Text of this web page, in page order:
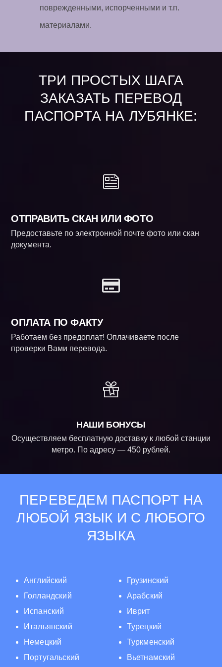
поврежденными, испорченными и т.п.
материалами.
ТРИ ПРОСТЫХ ШАГА
ЗАКАЗАТЬ ПЕРЕВОД
ПАСПОРТА НА ЛУБЯНКЕ:
ОТПРАВИТЬ СКАН ИЛИ ФОТО
Предоставьте по электронной почте фото или скан
документа.
ОПЛАТА ПО ФАКТУ
Работаем без предоплат! Оплачиваете после
проверки Вами перевода.
НАШИ БОНУСЫ
Осуществляем бесплатную доставку к любой станции
метро. По адресу — 450 рублей.
ПЕРЕВЕДЕМ ПАСПОРТ НА
ЛЮБОЙ ЯЗЫК И С ЛЮБОГО
ЯЗЫКА
Английский
Голландский
Испанский
Итальянский
Немецкий
Португальский
Грузинский
Арабский
Иврит
Турецкий
Туркменский
Вьетнамский